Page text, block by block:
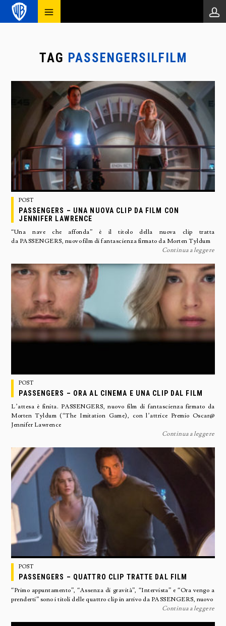
TAG PASSENGERSILFILM
POST
PASSENGERS – UNA NUOVA CLIP DA FILM CON
JENNIFER LAWRENCE
“Una nave che affonda” è il titolo della nuova clip tratta
da PASSENGERS, nuovo film di fantascienza firmato da Morten Tyldum
Continua a leggere
POST
PASSENGERS – ORA AL CINEMA E UNA CLIP DAL FILM
L’attesa è finita. PASSENGERS, nuovo film di fantascienza firmato da
Morten Tyldum (“The Imitation Game), con l’attrice Premio Oscar@
Jennifer Lawrence
Continua a leggere
POST
PASSENGERS – QUATTRO CLIP TRATTE DAL FILM
“Primo appuntamento”, “Assenza di gravità”, “Intervista” e “Ora vengo a
prenderti” sono i titoli delle quattro clip in arrivo da PASSENGERS, nuovo
Continua a leggere